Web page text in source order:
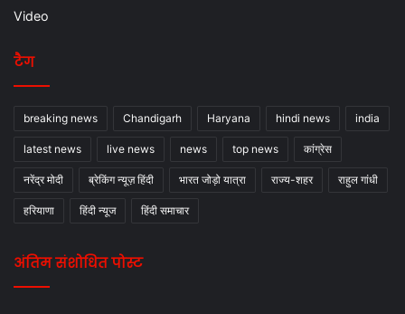
Video
टैग
breaking news Chandigarh Haryana hindi news india
latest news live news news top news कांग्रेस
नरेंद्र मोदी ब्रेकिंग न्यूज़ हिंदी भारत जोड़ो यात्रा राज्य-शहर राहुल गांधी
हरियाणा हिंदी न्यूज हिंदी समाचार
अंतिम संशोधित पोस्ट